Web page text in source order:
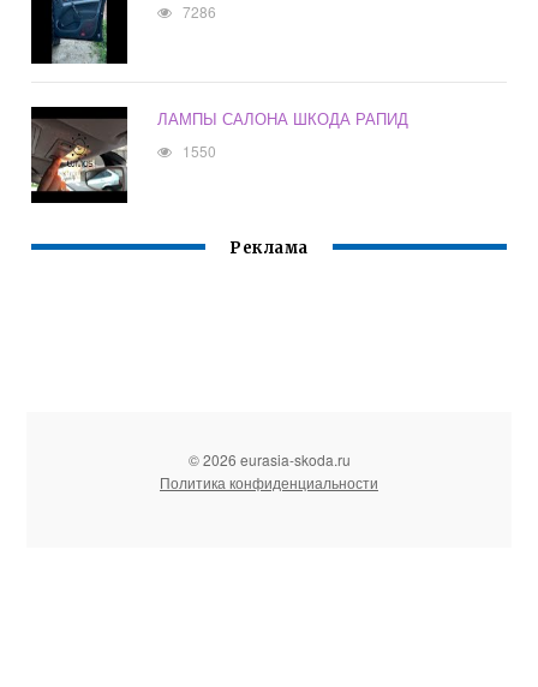
7286
ЛАМПЫ САЛОНА ШКОДА РАПИД
1550
Реклама
© 2026 eurasia-skoda.ru
Политика конфиденциальности